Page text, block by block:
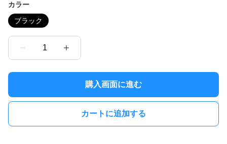
カラー
ブラック
1
購入画面に進む
カートに追加する